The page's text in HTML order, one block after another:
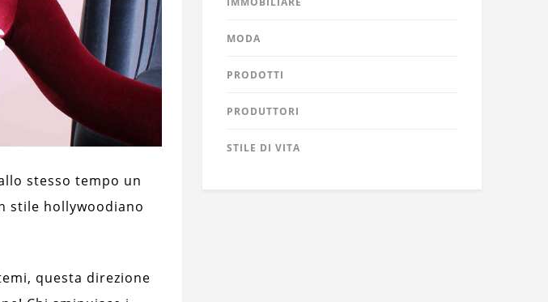
stesso tempo un
stile hollywoodiano
questa direzione
MODA
PRODOTTI
PRODUTTORI
STILE DI VITA